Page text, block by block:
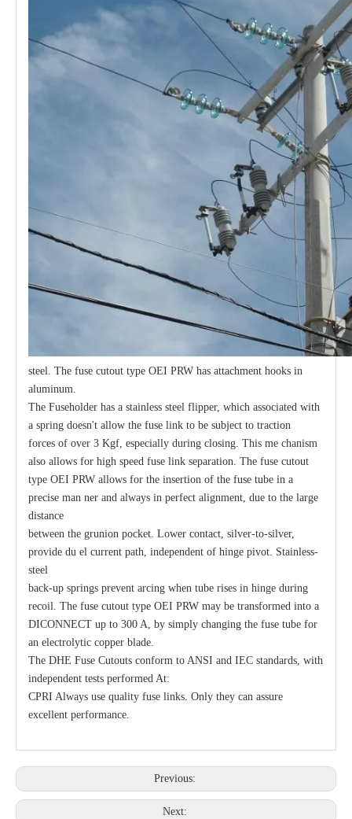
steel. The fuse cutout type OEI PRW has attachment hooks in
aluminum.
The Fuseholder has a stainless steel flipper, which associated with
a spring doesn't allow the fuse link to be subject to traction
forces of over 3 Kgf, especially during closing. This me chanism
also allows for high speed fuse link separation. The fuse cutout
type OEI PRW allows for the insertion of the fuse tube in a
precise man ner and always in perfect alignment, due to the large
distance
between the grunion pocket. Lower contact, silver-to-silver,
provide du el current path, independent of hinge pivot. Stainless-
steel
back-up springs prevent arcing when tube rises in hinge during
recoil. The fuse cutout type OEI PRW may be transformed into a
DICONNECT up to 300 A, by simply changing the fuse tube for
an electrolytic copper blade.
The DHE Fuse Cutouts conform to ANSI and IEC standards, with
independent tests performed At:
CPRI Always use quality fuse links. Only they can assure
excellent performance.
Previous:
Next: